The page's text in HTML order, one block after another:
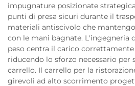
impugnature posizionate
punti di presa sicuri durante il
materiali antiscivolo che
con le mani bagnate. L'ingegneria
peso centra il carico
riducendo lo sforzo necessario per
carrello. Il carrello per la
girevoli ad alto scorrimento